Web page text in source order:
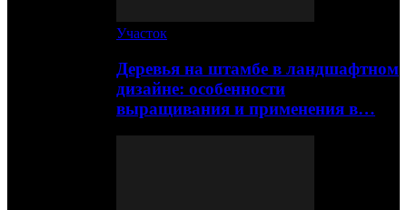
Участок
Деревья на штамбе в ландшафтном
дизайне: особенности
выращивания и применения в…